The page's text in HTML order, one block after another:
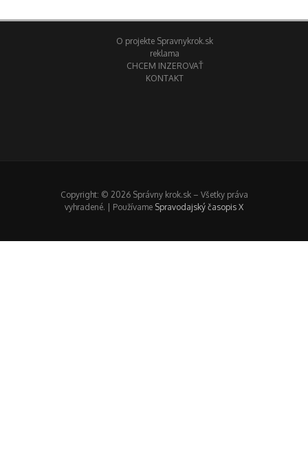
O projekte Spravnykrok.sk
reklama
CHCEM INZEROVAŤ
KONTAKT
Copyright: © 2026 Správny krok.sk – Všetky práva
vyhradené. | Používame Spravodajský časopis X